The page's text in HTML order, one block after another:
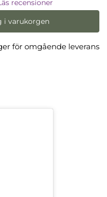
recensioner
i varukorgen
för omgående leverans